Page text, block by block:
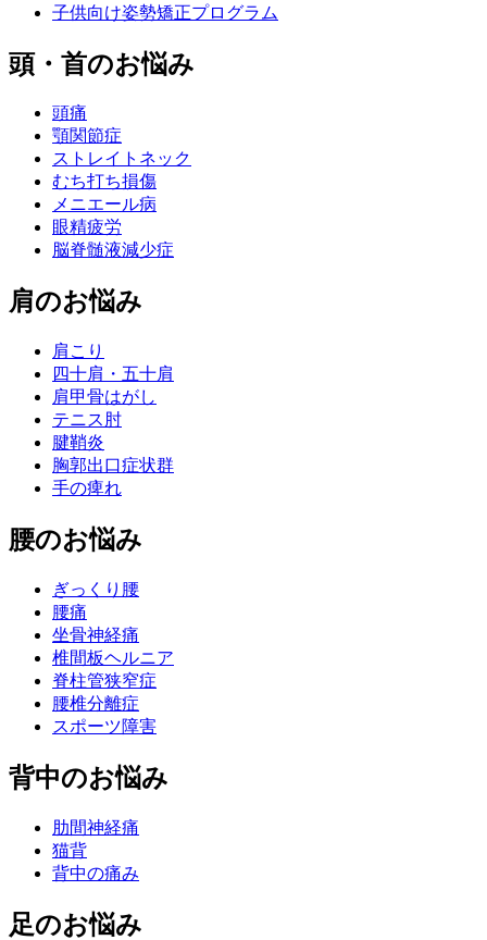
子供向け姿勢矯正プログラム
頭・首のお悩み
頭痛
顎関節症
ストレイトネック
むち打ち損傷
メニエール病
眼精疲労
脳脊髄液減少症
肩のお悩み
肩こり
四十肩・五十肩
肩甲骨はがし
テニス肘
腱鞘炎
胸郭出口症状群
手の痺れ
腰のお悩み
ぎっくり腰
腰痛
坐骨神経痛
椎間板ヘルニア
脊柱管狭窄症
腰椎分離症
スポーツ障害
背中のお悩み
肋間神経痛
猫背
背中の痛み
足のお悩み